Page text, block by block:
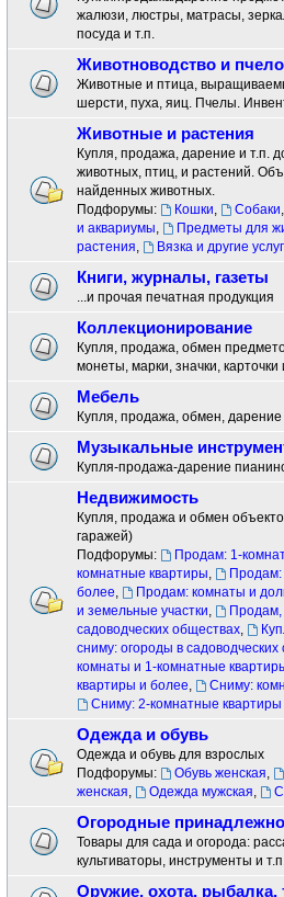
жалюзи, люстры, матрасы,
посуда и т.п.
Животноводство и
Животные и птица,
шерсти, пуха, яиц. Пчелы.
Животные и растения
Купля, продажа, дарение и т.п.
животных, птиц, и растений.
найденных животных.
Подфорумы:
Кошки, Собаки,
и аквариумы, Предметы для
растения, Вязка и другие
Книги, журналы, газеты
...и прочая печатная продукция
Коллекционирование
Купля, продажа, обмен
монеты, марки, значки, карточки
Мебель
Купля, продажа, обмен,
Музыкальные
Купля-продажа-дарение
Недвижимость
Купля, продажа и обмен
гаражей)
Подфорумы:
Продам: 1-
комнатные квартиры,
Продам:
более, Продам: комнаты и
и земельные участки,
Продам,
садоводческих обществах,
сниму: огороды в
комнаты и 1-комнатные
квартиры и более, Сниму:
Сниму: 2-комнатные квартиры
Одежда и обувь
Одежда и обувь для взрослых
Подфорумы:
Обувь женская,
женская, Одежда мужская,
Огородные
Товары для сада и огорода:
культиваторы, инструменты и
Оружие, охота, рыбалка,